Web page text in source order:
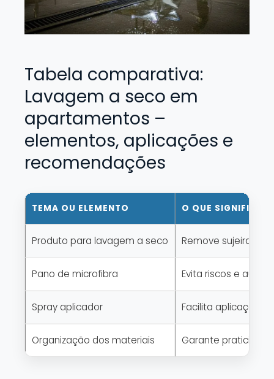
Tabela comparativa:
Lavagem a seco em
apartamentos –
elementos, aplicações e
recomendações
TEMA OU ELEMENTO O QUE SIGNIFICA
Produto para lavagem a seco Remove sujeira
Pano de microfibra Evita riscos e
Spray aplicador Facilita aplicação
Organização dos materiais Garante